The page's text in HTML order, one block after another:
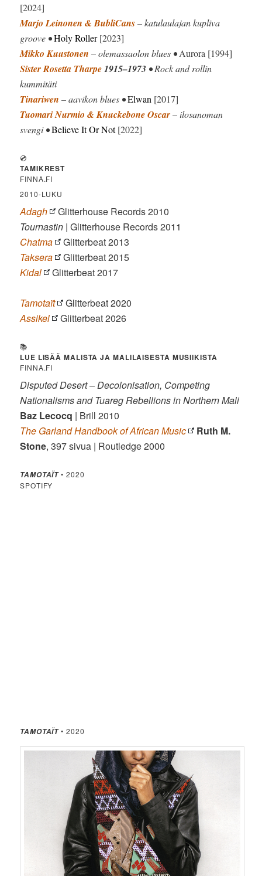
[2024]
Marjo Leinonen & BubliCans– katulaulajan kupliva
groove •Holy Roller[2023]
Mikko Kuustonen – olemassaolon blues •Aurora [1994]
Sister Rosetta Tharpe1915–1973 • Rock and rollin
kummitäti
Tinariwen – aavikon blues •Elwan [2017]
Tuomari Nurmio & Knuckebone Oscar– ilosanoman
svengi •Believe It Or Not[2022]
💿
TAMIKREST
FINNA.FI
2010-LUKU
Adagh
Glitterhouse Records 2010
Tournastin | Glitterhouse Records 2011
Chatma
Glitterbeat 2013
Taksera
Glitterbeat 2015
Kidal
Glitterbeat 2017
Tamotaït
Glitterbeat 2020
Assikel
Glitterbeat 2026
📚
LUE LISÄÄ MALISTA JA MALILAISESTA MUSIIKISTA
FINNA.FI
Disputed Desert – Decolonisation, Competing
Nationalisms and Tuareg Rebellions in Northern Mali
Baz Lecocq | Brill 2010
The Garland Handbook of African Music
Ruth M.
Stone, 397 sivua | Routledge 2000
TAMOTAÏT• 2020
SPOTIFY
TAMOTAÏT• 2020